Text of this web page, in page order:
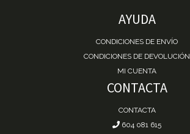
AYUDA
CONDICIONES DE ENVÍO
CONDICIONES DE DEVOLUCIÓN
MI CUENTA
CONTACTA
CONTACTA
604 081 615